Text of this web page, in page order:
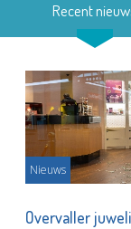
Recent
Nieuws
Overvaller